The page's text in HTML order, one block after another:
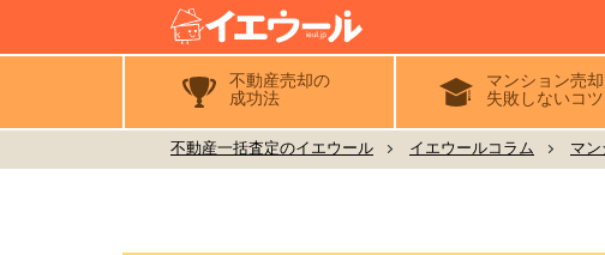
不動産売却の
成功法
マンション売
失敗しないコツ
不動産一括査定のイエウール イエウールコラム マン